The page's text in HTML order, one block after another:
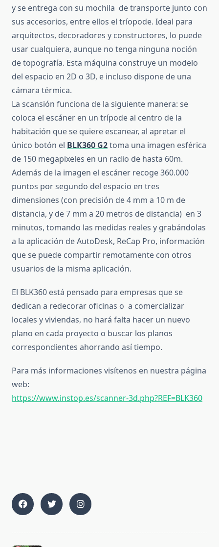
y se entrega con su mochila de transporte junto con
sus accesorios, entre ellos el tríopode. Ideal para
arquitectos, decoradores y constructores, lo puede
usar cualquiera, aunque no tenga ninguna noción
de topografía. Esta máquina construye un modelo
del espacio en 2D o 3D, e incluso dispone de una
cámara térmica.
La scansión funciona de la siguiente manera: se
coloca el escáner en un trípode al centro de la
habitación que se quiere escanear, al apretar el
único botón el BLK360 G2toma una imagen esférica
de 150 megapixeles en un radio de hasta 60m.
Además de la imagen el escáner recoge 360.000
puntos por segundo del espacio en tres
dimensiones (con precisión de 4 mm a 10 m de
distancia, y de 7 mm a 20 metros de distancia) en 3
minutos, tomando las medidas reales y grabándolas
a la aplicación de AutoDesk, ReCap Pro, información
que se puede compartir remotamente con otros
usuarios de la misma aplicación.
El BLK360 está pensado para empresas que se
dedican a redecorar oficinas o a comercializar
locales y viviendas, no hará falta hacer un nuevo
plano en cada proyecto o buscar los planos
correspondientes ahorrando así tiempo.
Para más informaciones visítenos en nuestra página
web:
https://www.instop.es/scanner-3d.php?REF=BLK360